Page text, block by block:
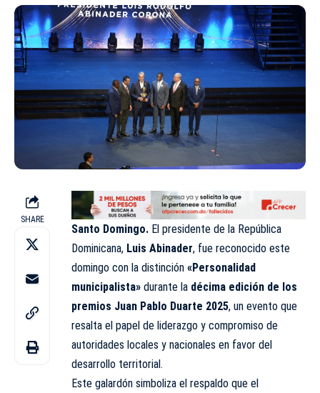
SHARE
Santo Domingo. El presidente de la República
Dominicana, Luis Abinader, fue reconocido este
domingo con la distinción «Personalidad
municipalista» durante la décima edición de los
premios Juan Pablo Duarte 2025, un evento que
resalta el papel de liderazgo y compromiso de
autoridades locales y nacionales en favor del
desarrollo territorial.
Este galardón simboliza el respaldo que el